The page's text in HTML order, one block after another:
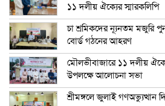
১১ দলীয় ঐক্যের স্মারকলিপি
চা শ্রমিকদের ন্যূনতম মজুরি
বোর্ড গঠনের আহরণ
মৌলভীবাজারে ১১ দলীয়
উপলক্ষে আলোচনা সভা
শ্রীমঙ্গলে জুলাই গণঅভ্যুত্থান